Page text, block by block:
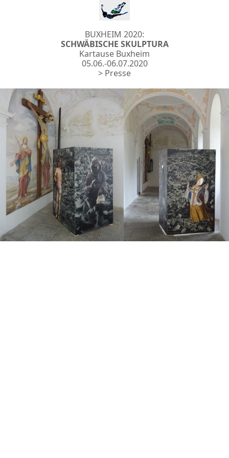
BUXHEIM 2020:
SCHWÄBISCHE SKULPTURA
Kartause Buxheim
05.06.-06.07.2020
> Presse